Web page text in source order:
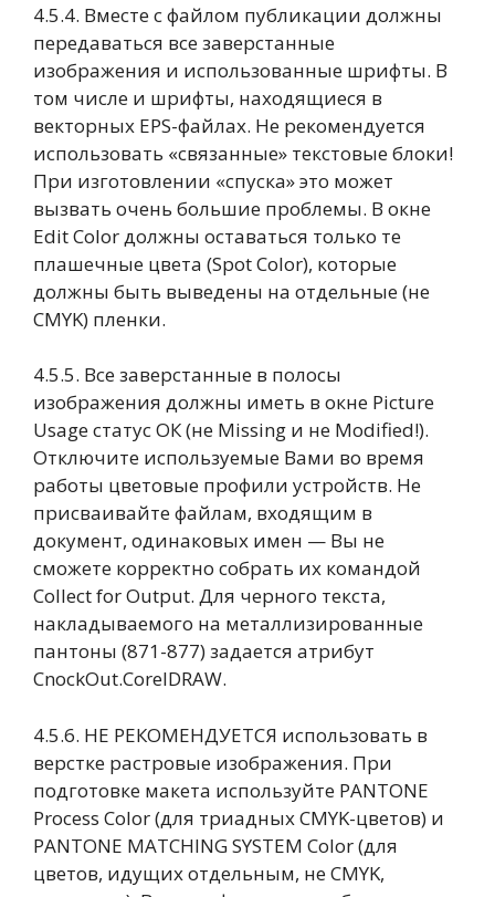
4.5.4. Вместе с файлом публикации должны
передаваться все заверстанные
изображения и использованные шрифты. В
том числе и шрифты, находящиеся в
векторных EPS-файлах. Не рекомендуется
использовать «связанные» текстовые блоки!
При изготовлении «спуска» это может
вызвать очень большие проблемы. В окне
Edit Color должны оставаться только те
плашечные цвета (Spot Color), которые
должны быть выведены на отдельные (не
CMYK) пленки.
4.5.5. Все заверстанные в полосы
изображения должны иметь в окне Picture
Usage статус ОК (не Missing и не Modified!).
Отключите используемые Вами во время
работы цветовые профили устройств. Не
присваивайте файлам, входящим в
документ, одинаковых имен — Вы не
сможете корректно собрать их командой
Collect for Output. Для черного текста,
накладываемого на металлизированные
пантоны (871-877) задается атрибут
CnockOut.CorelDRAW.
4.5.6. НЕ РЕКОМЕНДУЕТСЯ использовать в
верстке растровые изображения. При
подготовке макета используйте PANTONE
Process Color (для триадных CMYK-цветов) и
PANTONE MATCHING SYSTEM Color (для
цветов, идущих отдельным, не CMYK,